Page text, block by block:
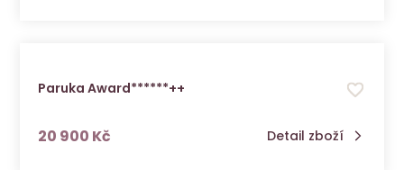
Paruka Award******++
20 900 Kč Detail zboží